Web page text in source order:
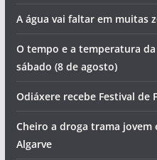
A água vai faltar em muitas
O tempo e a temperatura
sábado (8 de agosto)
Odiáxere recebe Festival de
Cheiro a droga trama
Algarve